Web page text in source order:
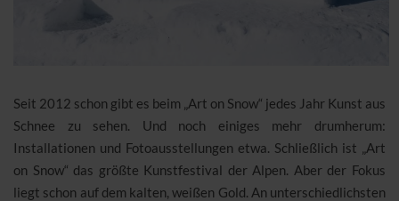
Seit 2012 schon gibt es beim „Art on Snow“ jedes Jahr Kunst aus
Schnee zu sehen. Und noch einiges mehr drumherum:
Installationen und Fotoausstellungen etwa. Schließlich ist „Art
on Snow“ das größte Kunstfestival der Alpen. Aber der Fokus
liegt schon auf dem kalten, weißen Gold. An unterschiedlichsten